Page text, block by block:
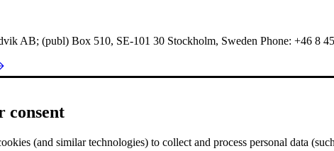
AB; (publ) Box 510, SE-101 30 Stockholm, Sweden Phone: +46 8
consent
(and similar technologies) to collect and process personal data